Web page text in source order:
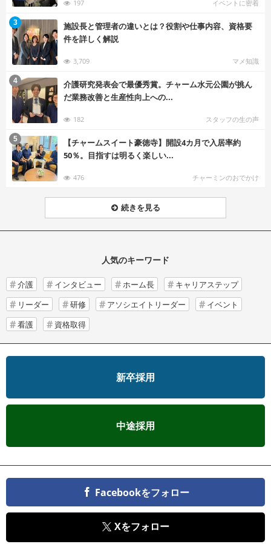
197 イベントに密着
施設長と管理者の違いとは？役割や仕事内容、資格要
件を詳しく解説
3,709 マメ知識
3
介護研究発表会で最優秀賞。チャーム水元公園が挑ん
だ業務改善と生産性向上への...
182 スタッフの生の声
4
【チャームスイート豪徳寺】開設4カ月で入居率約
50％。目指すは明るく楽しい...
476 チャーミンのおでかけ
5
続きを見る
人気のキーワード
介護 インタビュー ホーム長
キャリアステップ
リーダー
研修 アソシエイトリーダー
イベント
看護
資格取得
新卒採用
中途採用
Facebookをフォロー
Xをフォロー